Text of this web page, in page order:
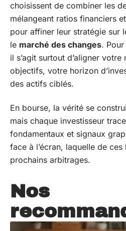
choisissent de combiner les
mélangeant ratios financiers
pour affiner leur stratégie sur
le marché des changes.
il s’agit surtout d’aligner
objectifs, votre horizon
des actifs ciblés.
En bourse, la vérité se
mais chaque investisseur
fondamentaux et signaux
face à l’écran, laquelle de
prochains arbitrages.
Nos